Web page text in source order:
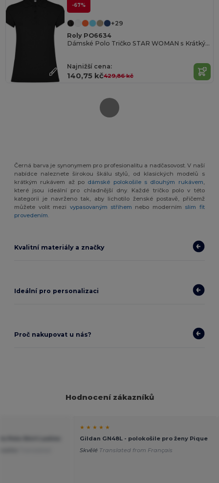
-67%
+29
Roly PO6634
Dámské Polo Tričko STAR WOMAN s Krátkým Rukávem
Najnižší cena:
140,75 kč429,86 kč
Černá barva je synonymem pro profesionalitu a nadčasovost. V naší
nabídce naleznete širokou škálu stylů, od klasických modelů s
krátkým rukávem až po dámské polokošile s dlouhým rukávem
které jsou ideální pro chladnější dny. Každé tričko polo v této
kategorii je navrženo tak, aby lichotilo ženské postavě, přičemž
můžete volit mezi vypasovaným střihem nebo moderním slim fit
provedením
Kvalitní materiály a značky
Ideální pro personalizaci
Proč nakupovat u nás?
Hodnocení zákazníků
★ ★ ★ ★ ★
Gildan GN48L - polokošile pro ženy Pique
Skvělé Translated from Français